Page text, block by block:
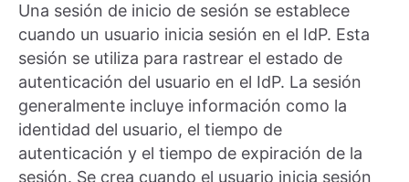
Una sesión de inicio de sesión se establece
cuando un usuario inicia sesión en el IdP. Esta
sesión se utiliza para rastrear el estado de
autenticación del usuario en el IdP. La sesión
generalmente incluye información como la
identidad del usuario, el tiempo de
autenticación y el tiempo de expiración de la
sesión. Se crea cuando el usuario inicia sesión